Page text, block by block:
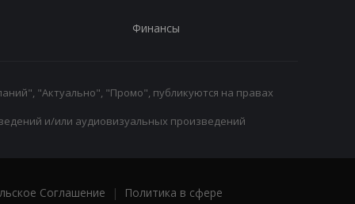
Финансы
"Актуально", "Промо", публикуются на правах
и/или аудиовизуальных произведений
Соглашение |
Политика в сфере